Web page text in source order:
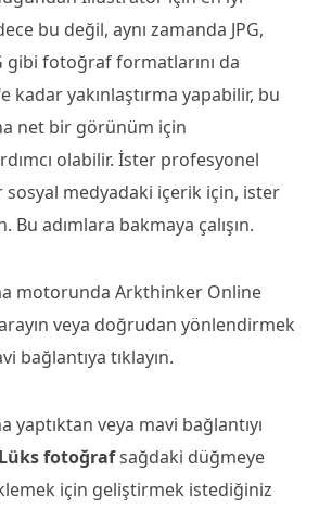
bu değil, aynı zamanda JPG,
gibi fotoğraf formatlarını da
kadar yakınlaştırma yapabilir, bu
net bir görünüm için
olabilir. İster profesyonel
sosyal medyadaki içerik için, ister
Bu adımlara bakmaya çalışın.
motorunda Arkthinker Online
veya doğrudan yönlendirmek
bağlantıya tıklayın.
yaptıktan veya mavi bağlantıyı
Lüks fotoğrafsağdaki düğmeye
için geliştirmek istediğiniz